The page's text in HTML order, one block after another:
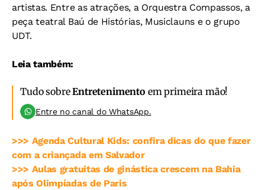
artistas. Entre as atrações, a Orquestra Compassos, a
peça teatral Baú de Histórias, Musiclauns e o grupo
UDT.
Leia também:
Tudo sobreEntretenimento em primeira mão!
Entre no canal do WhatsApp.
>>> Agenda Cultural Kids: confira dicas do que fazer
com a criançada em Salvador
>>> Aulas gratuitas de ginástica crescem na Bahia
após Olimpíadas de Paris